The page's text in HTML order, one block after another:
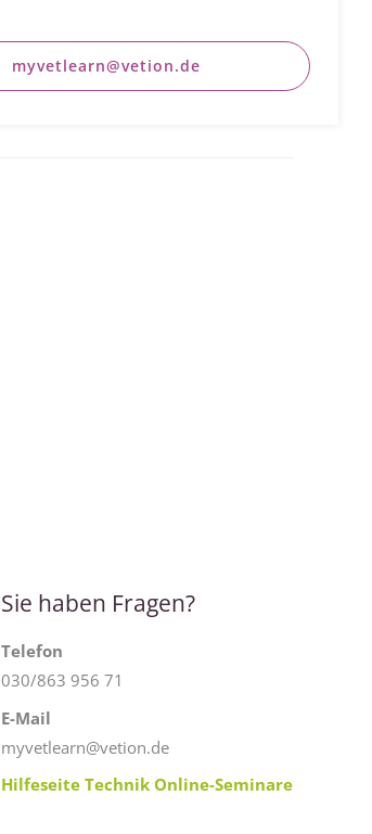
myvetlearn@vetion.de
Sie haben Fragen?
Telefon
030/863 956 71
E-Mail
myvetlearn@vetion.de
Hilfeseite Technik Online-Seminare